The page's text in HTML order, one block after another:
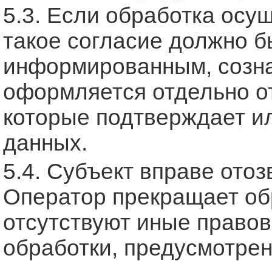
5.3. Если обработка
такое согласие должно
информированным,
оформляется отдельно
которые подтверждает
данных.
5.4. Субъект вправе
Оператор прекращает
отсутствуют иные
обработки,